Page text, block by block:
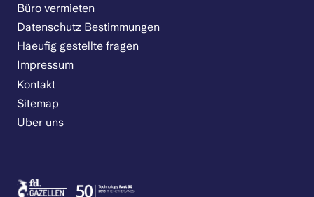
Büro vermieten
Datenschutz Bestimmungen
Haeufig gestellte fragen
Impressum
Kontakt
Sitemap
Uber uns